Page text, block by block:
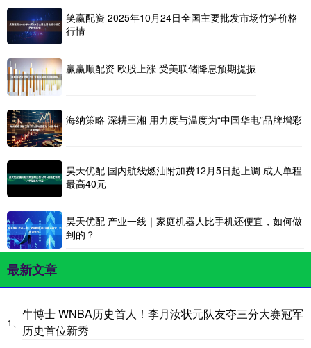
笑赢配资 2025年10月24日全国主要批发市场竹笋价格
行情
赢赢顺配资 欧股上涨 受美联储降息预期提振
海纳策略 深耕三湘 用力度与温度为“中国华电”品牌增彩
昊天优配 国内航线燃油附加费12月5日起上调 成人单程
最高40元
昊天优配 产业一线｜家庭机器人比手机还便宜，如何做
到的？
最新文章
1、
牛博士 WNBA历史首人！李月汝状元队友夺三分大赛冠军
历史首位新秀